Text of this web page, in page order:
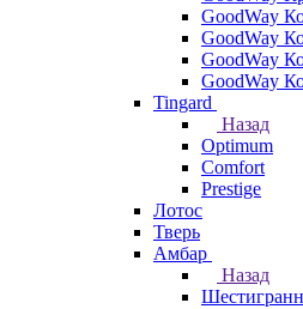
GoodWay
GoodWay
GoodWay
GoodWay
Tingard
Назад
Optimum
Comfort
Prestige
Лотос
Тверь
Амбар
Назад